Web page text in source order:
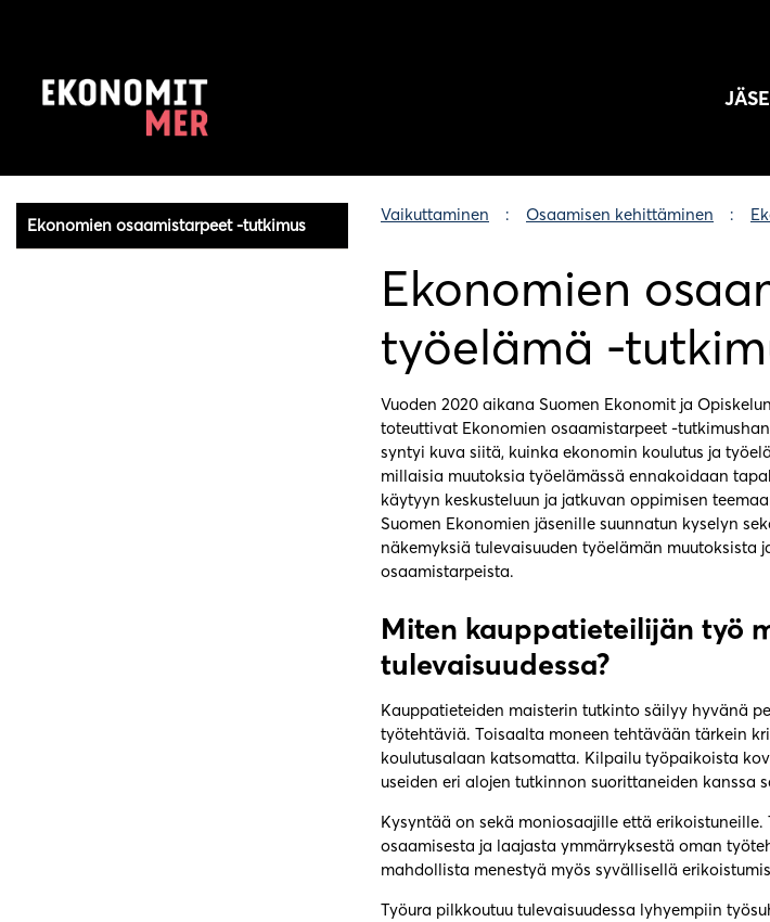
Ekonomien osaamistarpeet -tutkimus
Vaikuttaminen Osaamisen kehittäminen
Ekonomien
työelämä -
Vuoden 2020 aikana Suomen Ekonomit ja
toteuttivat Ekonomien osaamistarpeet -
syntyi kuva siitä, kuinka ekonomin koulutus ja
millaisia muutoksia työelämässä ennakoidaan
käytyyn keskusteluun ja jatkuvan oppimisen
Suomen Ekonomien jäsenille suunnatun kyselyn
näkemyksiä tulevaisuuden työelämän muutoksista
osaamistarpeista.
Miten kauppatieteilijän työ
tulevaisuudessa?
Kauppatieteiden maisterin tutkinto säilyy hyvänä
työtehtäviä. Toisaalta moneen tehtävään tärkein
koulutusalaan katsomatta. Kilpailu työpaikoista
useiden eri alojen tutkinnon suorittaneiden kanssa
Kysyntää on sekä moniosaajille että
osaamisesta ja laajasta ymmärryksestä oman
mahdollista menestyä myös syvällisellä
Työura pilkkoutuu tulevaisuudessa lyhyempiin